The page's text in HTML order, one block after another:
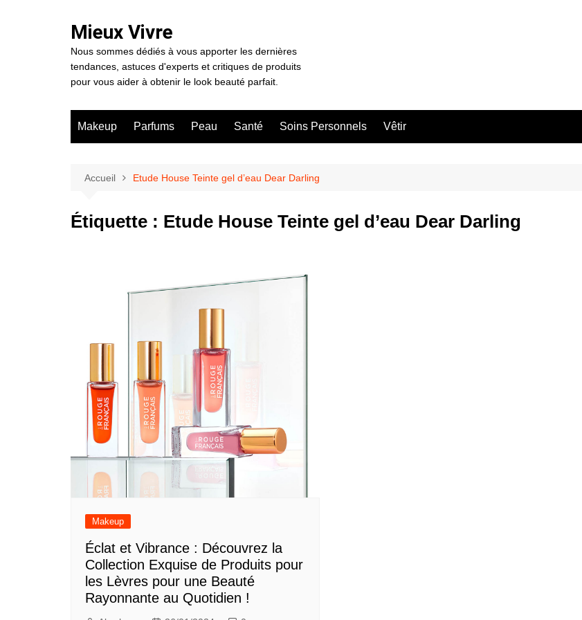
Mieux Vivre
Nous sommes dédiés à vous apporter les dernières
tendances, astuces d'experts et critiques de produits
pour vous aider à obtenir le look beauté parfait.
Makeup Parfums Peau Santé Soins Personnels Vêtir
Accueil Etude House Teinte gel d’eau Dear Darling
Étiquette : Etude House Teinte gel d’eau Dear Darling
Makeup
Éclat et Vibrance : Découvrez la
Collection Exquise de Produits pour
les Lèvres pour une Beauté
Rayonnante au Quotidien !